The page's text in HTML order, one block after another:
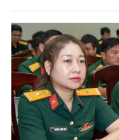
Hữu Nhân, Phó Tham
của Thủ trưởng Bộ Tư